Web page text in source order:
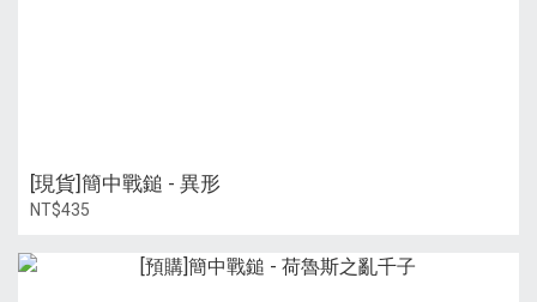
[現貨]簡中戰鎚 - 異形
NT$435